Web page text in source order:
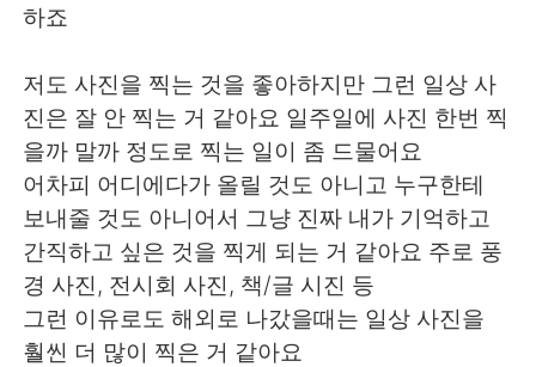
Indonesia
Türkçe Tiếng Việt
Português
하죠
저도 사진을 찍는 것을 좋아하지만 그런 일상 사
진은 잘 안 찍는 거 같아요 일주일에 사진 한번 찍
을까 말까 정도로 찍는 일이 좀 드물어요
어차피 어디에다가 올릴 것도 아니고 누구한테
보내줄 것도 아니어서 그냥 진짜 내가 기억하고
간직하고 싶은 것을 찍게 되는 거 같아요 주로 풍
경 사진, 전시회 사진, 책/글 시진 등
그런 이유로도 해외로 나갔을때는 일상 사진을
훨씬 더 많이 찍은 거 같아요